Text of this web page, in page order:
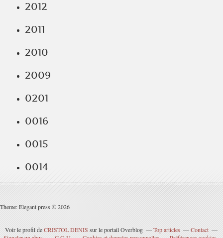
2012
2011
2010
2009
0201
0016
0015
0014
Theme: Elegant press © 2026
Voir le profil deCRISTOL DENIS sur le portail Overblog Top articles
Contact